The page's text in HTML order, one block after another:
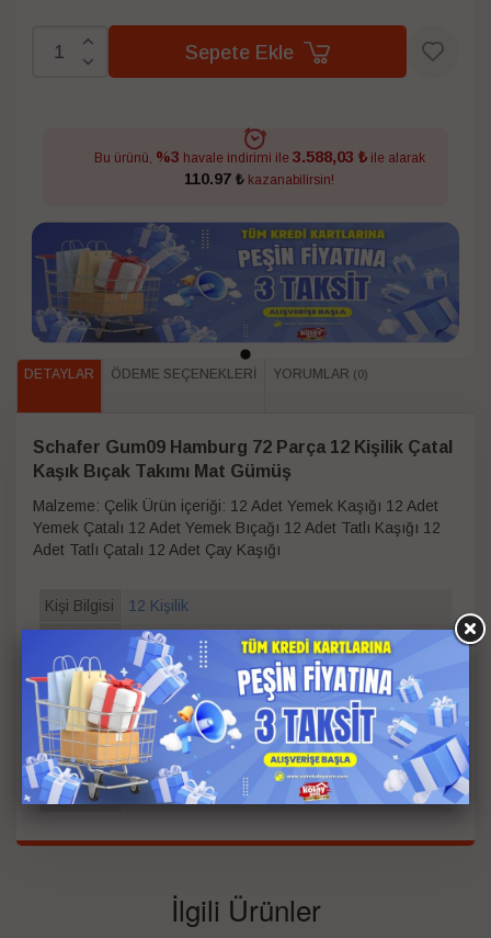
Sepete Ekle
Bu ürünü, %3 havale indirimi ile 3.588,03 ₺ile alarak
110.97 ₺ kazanabilirsin!
DETAYLAR ÖDEME SEÇENEKLERI YORUMLAR (0)
Schafer Gum09 Hamburg 72 Parça 12 Kişilik Çatal
Kaşık Bıçak Takımı Mat Gümüş
Malzeme: Çelik Ürün içeriği: 12 Adet Yemek Kaşığı 12 Adet
Yemek Çatalı 12 Adet Yemek Bıçağı 12 Adet Tatlı Kaşığı 12
Adet Tatlı Çatalı 12 Adet Çay Kaşığı
Kişi Bilgisi
12 Kişilik
Sayısı
72
Garanti
Süresi
(Yıl)
2
Garanti
Tipi
Resmi Schafer Garantili
İlgili Ürünler